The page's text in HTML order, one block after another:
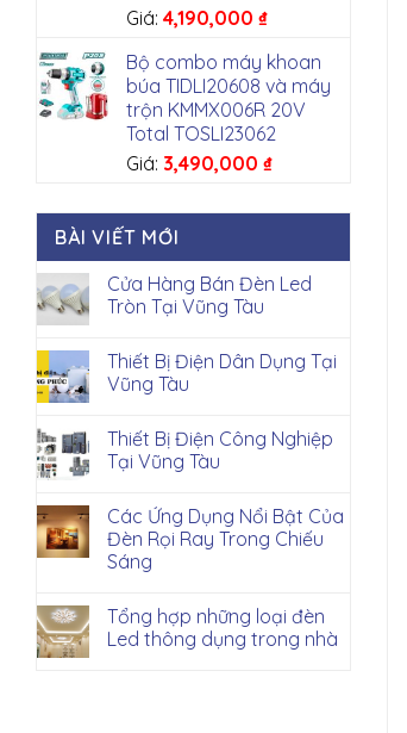
Giá: 4,190,000 ₫
Bộ combo máy khoan
búa TIDLI20608 và máy
trộn KMMX006R 20V
Total TOSLI23062
Giá: 3,490,000 ₫
BÀI VIẾT MỚI
Cửa Hàng Bán Đèn Led
Tròn Tại Vũng Tàu
Thiết Bị Điện Dân Dụng Tại
Vũng Tàu
Thiết Bị Điện Công Nghiệp
Tại Vũng Tàu
Các Ứng Dụng Nổi Bật Của
Đèn Rọi Ray Trong Chiếu
Sáng
Tổng hợp những loại đèn
Led thông dụng trong nhà